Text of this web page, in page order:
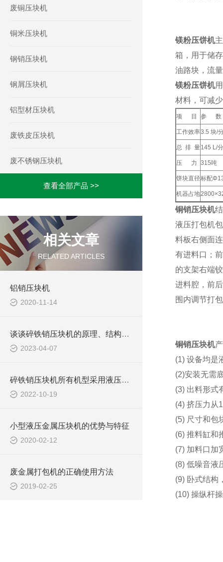
废铜压块机
铜米压块机
钢销压块机
钢屑压块机
铝型材压块机
废铁皮压块机
废不锈钢压块机
查看全部产品 >>
相关文章
RELATED ARTICLES
铝销压块机
2020-11-14
谈谈碎铁销压块机的原理、结构和使用注意事项
2023-04-07
碎铁销压块机所有机型采用液压驱动，可选择手动操作或PLC自动控制
2022-10-19
小型液压金属压块机的优势与特征
2020-02-12
废金属打包机的正确使用方法
2019-02-25
镁粉压饼机
箱，用于储
油路块，流
镁粉压饼机
材料，可减
项 目 参 数
工作效率3.5 块/
总 排 量145 L/
压 力 315吨
饼块直径标配
机器占地
铜销压块机
液压打包机
料板右侧面
有进料口；
的支架右端
进料腔，前
围内调节打
铜销压块机
(1) 设备均是
(2)安装无需
(3) 出料形式
(4) 挤压力从
(5) 尺寸和包
(6) 推料缸和
(7) 加料口加
(8) 低噪音液
(9) 卧式结构
(10) 操纵杆